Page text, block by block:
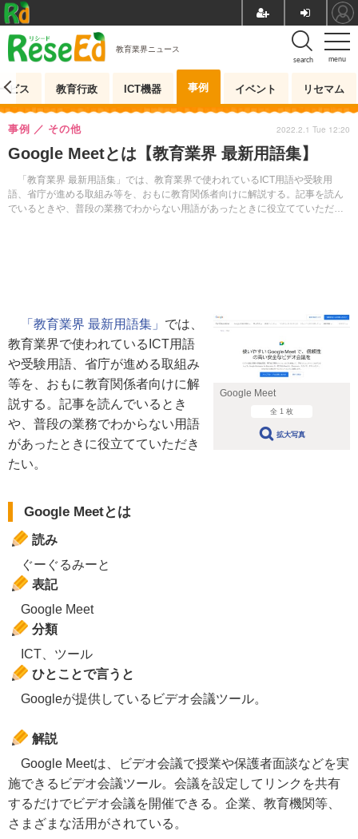
menu
search
教育業界ニュース
ビス 教育行政 ICT機器 事例 イベント リセマム
Google Meetとは【教育業界 最新用語集】
「教育業界 最新用語集」では、教育業界で使われているICT用語や受験用
語、省庁が進める取組み等を、おもに教育関係者向けに解説する。記事を読ん
でいるときや、普段の業務でわからない用語があったときに役立てていただき
事例 その他 2022.2.1 Tue 12:20
Google Meet
全 1 枚
拡大写真
「教育業界 最新用語集」 では、
教育業界で使われているICT用語
や受験用語、省庁が進める取組み
等を、おもに教育関係者向けに解
説する。記事を読んでいるとき
や、普段の業務でわからない用語
があったときに役立てていただき
たい。
Google Meetとは
読み
ぐーぐるみーと
表記
Google Meet
分類
ICT、ツール
ひとことで言うと
Googleが提供しているビデオ会議ツール。
解説
Google Meetは、ビデオ会議で授業や保護者面談などを実
施できるビデオ会議ツール。会議を設定してリンクを共有
するだけでビデオ会議を開催できる。企業、教育機関等、
さまざまな活用がされている。